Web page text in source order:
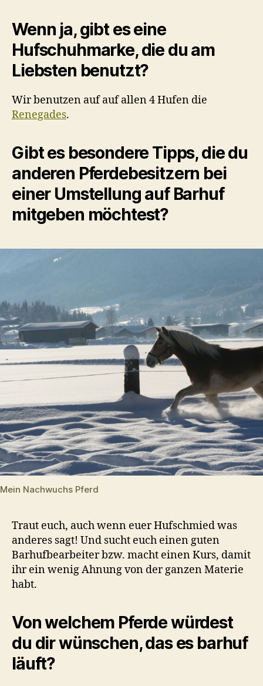
Wenn ja, gibt es eine
Hufschuhmarke, die du am
Liebsten benutzt?
Wir benutzen auf auf allen 4 Hufen die
Renegades.
Gibt es besondere Tipps, die du
anderen Pferdebesitzern bei
einer Umstellung auf Barhuf
mitgeben möchtest?
Mein Nachwuchs Pferd
Traut euch, auch wenn euer Hufschmied was
anderes sagt! Und sucht euch einen guten
Barhufbearbeiter bzw. macht einen Kurs, damit
ihr ein wenig Ahnung von der ganzen Materie
habt.
Von welchem Pferde würdest
du dir wünschen, das es barhuf
läuft?